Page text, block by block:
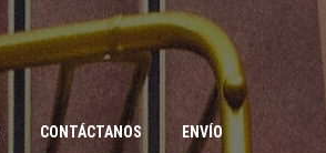
CONTÁCTANOS ENVÍO